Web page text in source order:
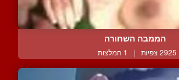
הממבה השחורה
2925 צפיות | 1 המלצות